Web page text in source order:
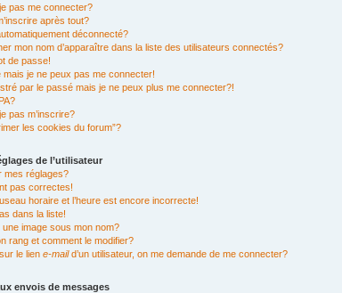
pas me connecter?
après tout?
déconnecté?
mon nom d’apparaître dans la liste des utilisateurs connectés?
de passe!
je ne peux pas me connecter!
par le passé mais je ne peux plus me connecter?!
pas m’inscrire?
les cookies du forum”?
de l’utilisateur
mes réglages?
pas correctes!
horaire et l’heure est encore incorrecte!
dans la liste!
image sous mon nom?
rang et comment le modifier?
le lien e-maild’un utilisateur, on me demande de me connecter?
envois de messages